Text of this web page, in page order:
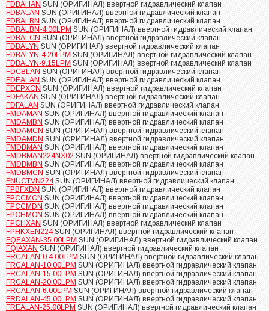
FDBAHAN SUN (ОРИГИНАЛ) ввертной гидравлический клапан
FDBALAN SUN (ОРИГИНАЛ) ввертной гидравлический клапан
FDBALBN SUN (ОРИГИНАЛ) ввертной гидравлический клапан
FDBALBN-4.00LPM SUN (ОРИГИНАЛ) ввертной гидравлический клапан
FDBALCN SUN (ОРИГИНАЛ) ввертной гидравлический клапан
FDBALYN SUN (ОРИГИНАЛ) ввертной гидравлический клапан
FDBALYN-4.20LPM SUN (ОРИГИНАЛ) ввертной гидравлический клапан
FDBALYN-9.15LPM SUN (ОРИГИНАЛ) ввертной гидравлический клапан
FDCBLAN SUN (ОРИГИНАЛ) ввертной гидравлический клапан
FDEALAN SUN (ОРИГИНАЛ) ввертной гидравлический клапан
FDEPXCN SUN (ОРИГИНАЛ) ввертной гидравлический клапан
FDFAKAN SUN (ОРИГИНАЛ) ввертной гидравлический клапан
FDFALAN SUN (ОРИГИНАЛ) ввертной гидравлический клапан
FMDAMAN SUN (ОРИГИНАЛ) ввертной гидравлический клапан
FMDAMBN SUN (ОРИГИНАЛ) ввертной гидравлический клапан
FMDAMCN SUN (ОРИГИНАЛ) ввертной гидравлический клапан
FMDAMDN SUN (ОРИГИНАЛ) ввертной гидравлический клапан
FMDBMAN SUN (ОРИГИНАЛ) ввертной гидравлический клапан
FMDBMAN224NX02 SUN (ОРИГИНАЛ) ввертной гидравлический клапан
FMDBMBN SUN (ОРИГИНАЛ) ввертной гидравлический клапан
FMDBMCN SUN (ОРИГИНАЛ) ввертной гидравлический клапан
FNUCTVN224SUN (ОРИГИНАЛ) ввертной гидравлический клапан
FPBFXDN SUN (ОРИГИНАЛ) ввертной гидравлический клапан
FPCCMCN SUN (ОРИГИНАЛ) ввертной гидравлический клапан
FPCCMDN SUN (ОРИГИНАЛ) ввертной гидравлический клапан
FPCHMCN SUN (ОРИГИНАЛ) ввертной гидравлический клапан
FPCHXAN SUN (ОРИГИНАЛ) ввертной гидравлический клапан
FPHKXEN224SUN (ОРИГИНАЛ) ввертной гидравлический клапан
FQEAXAN-35.00LPM SUN (ОРИГИНАЛ) ввертной гидравлический клапан
FQIAXAN SUN (ОРИГИНАЛ) ввертной гидравлический клапан
FRCALAN-0.4.00LPM SUN (ОРИГИНАЛ) ввертной гидравлический клапан
FRCALAN-10.00LPM SUN (ОРИГИНАЛ) ввертной гидравлический клапан
FRCALAN-15.00LPM SUN (ОРИГИНАЛ) ввертной гидравлический клапан
FRCALAN-20.00LPM SUN (ОРИГИНАЛ) ввертной гидравлический клапан
FRCALAN-6.00LPM SUN (ОРИГИНАЛ) ввертной гидравлический клапан
FRDALAN-45.00LPM SUN (ОРИГИНАЛ) ввертной гидравлический клапан
FREALAN-25.00LPM SUN (ОРИГИНАЛ) ввертной гидравлический клапан